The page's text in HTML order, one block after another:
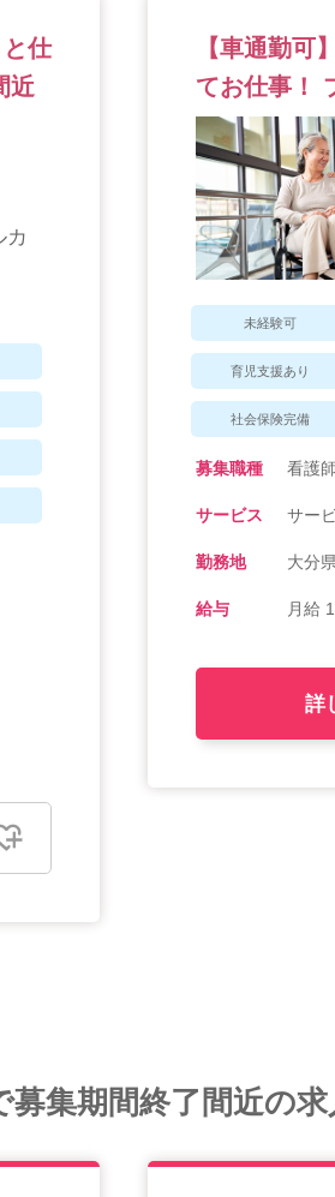
仕
近
カ
【車通勤可
てお仕事！
未経験可
育児支援あり
社会保険完備
募集職種 看護師
サービス サー
勤務地 大分
給与 月給
詳
募集期間終了間近の求